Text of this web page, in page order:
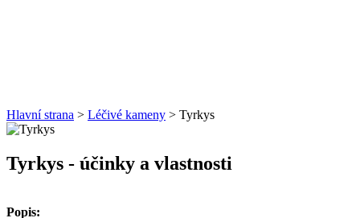
Hlavní strana > Léčivé kameny > Tyrkys
Tyrkys - účinky a vlastnosti
Popis: